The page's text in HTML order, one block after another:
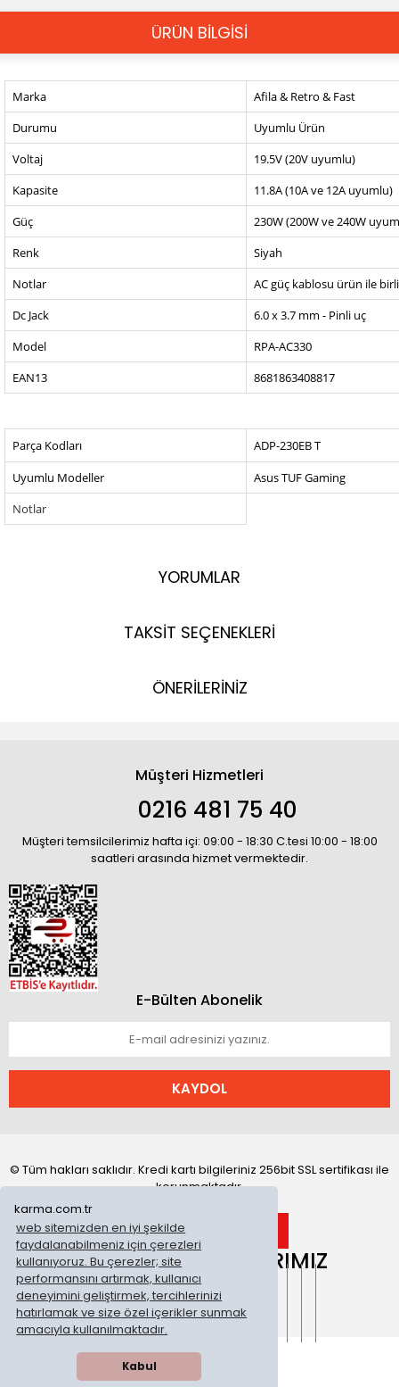
karma.com.tr
web sitemizden en iyi şekilde
faydalanabilmeniz için çerezleri
kullanıyoruz. Bu çerezler; site
performansını artırmak, kullanıcı
deneyimini geliştirmek, tercihlerinizi
hatırlamak ve size özel içerikler sunmak
amacıyla kullanılmaktadır.
Kabul
WhatsApp Sipariş
ÜRÜN BİLGİSİ
Marka
Afila & Retro & Fast
Durumu
Uyumlu Ürün
Voltaj
19.5V (20V uyumlu)
Kapasite
11.8A (10A ve 12A uyumlu)
Güç
230W (200W ve 240W
Renk
Siyah
Notlar
AC güç kablosu ürün ile
Dc Jack
6.0 x 3.7 mm - Pinli uç
Model
RPA-AC330
EAN13
8681863408817
Parça Kodları
ADP-230EB T
Uyumlu Modeller
Asus TUF Gaming
Notlar
YORUMLAR
TAKSİT SEÇENEKLERİ
ÖNERİLERİNİZ
Müşteri Hizmetleri
0216 481 75 40
Müşteri temsilcilerimiz hafta içi: 09:00 - 18:30 C.tesi 10:00 - 18:00
saatleri arasında hizmet vermektedir.
E-Bülten Abonelik
KAYDOL
© Tüm hakları saklıdır. Kredi kartı bilgileriniz 256bit SSL sertifikası ile
korunmaktadır.
ONLİNE MAĞAZALARIMIZ